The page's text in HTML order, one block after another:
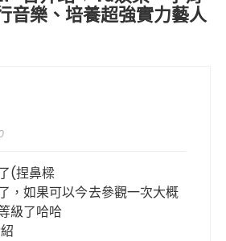
音樂、培養超強實力藝人
(捏鼻樑
，如果可以今去參觀一次大概
級了哈哈